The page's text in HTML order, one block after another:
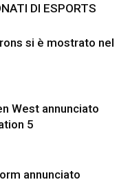
DI ESPORTS
si è mostrato nel
West annunciato
5
annunciato